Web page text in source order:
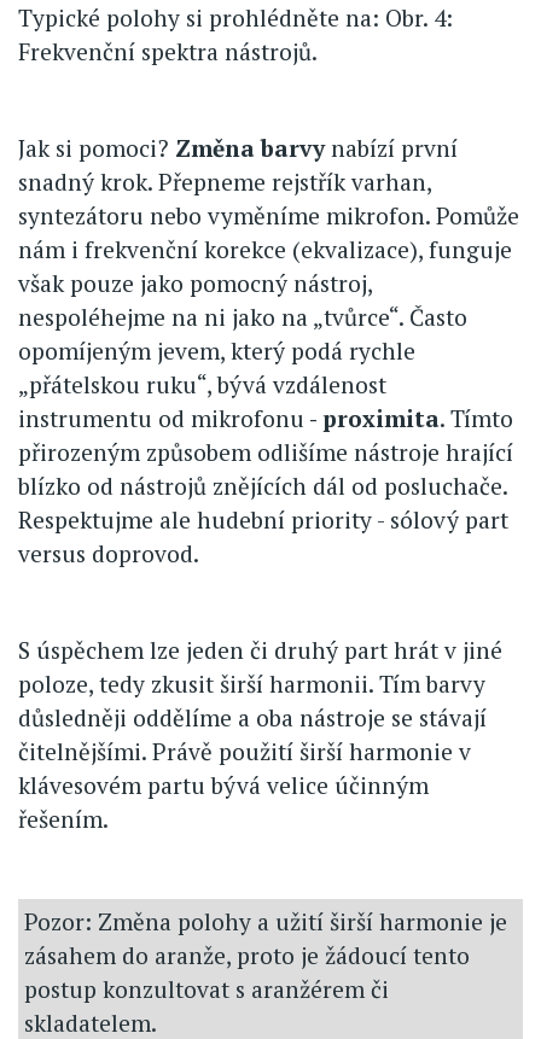
Typické polohy si prohlédněte na: Obr. 4:
Frekvenční spektra nástrojů.
Jak si pomoci? Změna barvynabízí první
snadný krok. Přepneme rejstřík varhan,
syntezátoru nebo vyměníme mikrofon. Pomůže
nám i frekvenční korekce (ekvalizace), funguje
však pouze jako pomocný nástroj,
nespoléhejme na ni jako na „tvůrce“. Často
opomíjeným jevem, který podá rychle
„přátelskou ruku“, bývá vzdálenost
instrumentu od mikrofonu - proximita. Tímto
přirozeným způsobem odlišíme nástroje hrající
blízko od nástrojů znějících dál od posluchače.
Respektujme ale hudební priority - sólový part
versus doprovod.
S úspěchem lze jeden či druhý part hrát v jiné
poloze, tedy zkusit širší harmonii. Tím barvy
důsledněji oddělíme a oba nástroje se stávají
čitelnějšími. Právě použití širší harmonie v
klávesovém partu bývá velice účinným
řešením.
Pozor: Změna polohy a užití širší harmonie je
zásahem do aranže, proto je žádoucí tento
postup konzultovat s aranžérem či
skladatelem.